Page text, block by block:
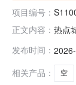
项目编号：
正文内容： 热点
地址
发布时间：
相关产品：
空